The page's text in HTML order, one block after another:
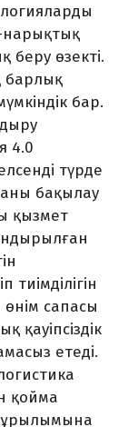
нарықтық
беру өзекті.
барлық
бар.
4.0
түрде
бақылау
қызмет
сапасы
қауіпсіздік
етеді.
қойма